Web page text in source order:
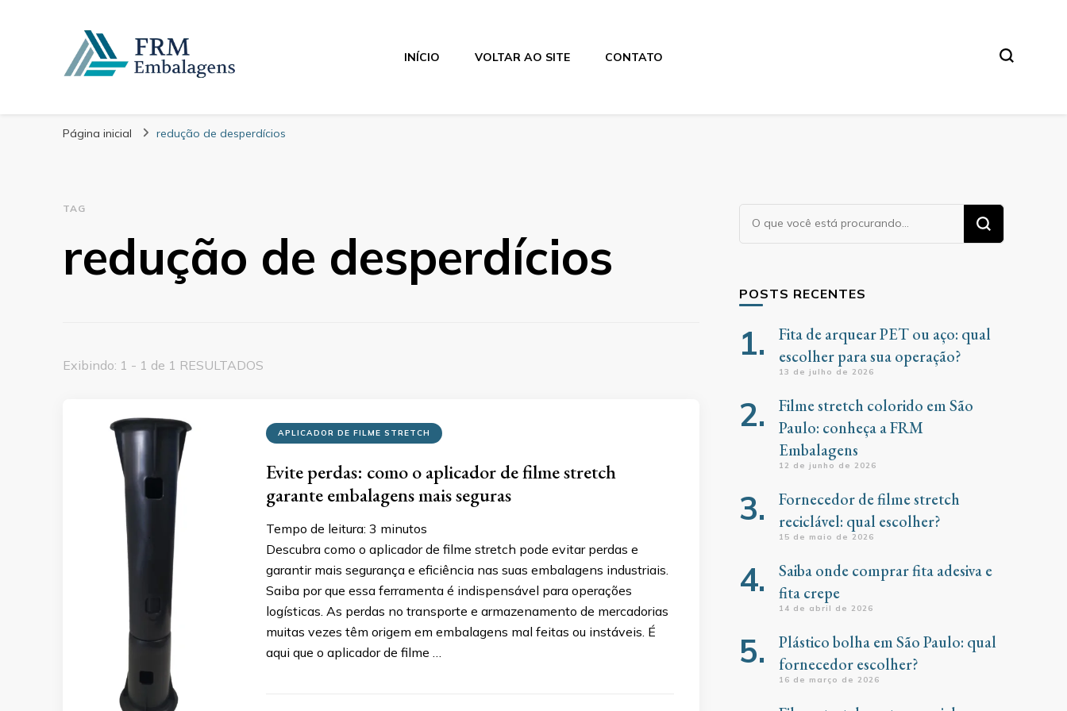
FRM Embalagens
INÍCIO VOLTAR AO SITE CONTATO
Página inicial redução de desperdícios
TAG
redução de desperdícios
Exibindo: 1 - 1 de 1 RESULTADOS
APLICADOR DE FILME STRETCH
Evite perdas: como o aplicador de filme stretch
garante embalagens mais seguras
Tempo de leitura: 3 minutos
Descubra como o aplicador de filme stretch pode evitar perdas e
garantir mais segurança e eficiência nas suas embalagens industriais.
Saiba por que essa ferramenta é indispensável para operações
logísticas. As perdas no transporte e armazenamento de mercadorias
muitas vezes têm origem em embalagens mal feitas ou instáveis. É
aqui que o aplicador de filme …
Procurando
algo?
POSTS RECENTES
Fita de arquear PET ou aço: qual
escolher para sua operação?
13 de julho de 2026
Filme stretch colorido em São
Paulo: conheça a FRM
Embalagens
12 de junho de 2026
Fornecedor de filme stretch
reciclável: qual escolher?
15 de maio de 2026
Saiba onde comprar fita adesiva e
fita crepe
14 de abril de 2026
Plástico bolha em São Paulo: qual
fornecedor escolher?
16 de março de 2026